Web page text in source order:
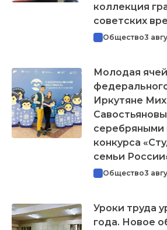
коллекция
советских
Общество3
Молодая
Иркутяне
серебряными
конкурса
семьи
Общество3
Уроки труда
года. Новое